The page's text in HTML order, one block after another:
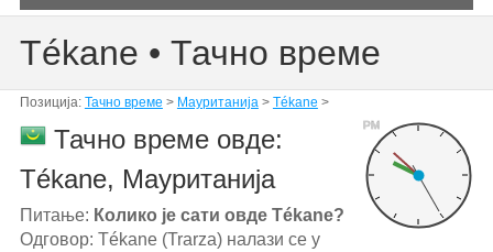
Tékane • Тачно време
Позиција: Тачно време > Мауританија> Tékane >
PM
Тачно време овде:
Tékane, Мауританија
Питање: Колико је сати овде Tékane?
Одговор: Tékane (Trarza) налази се у